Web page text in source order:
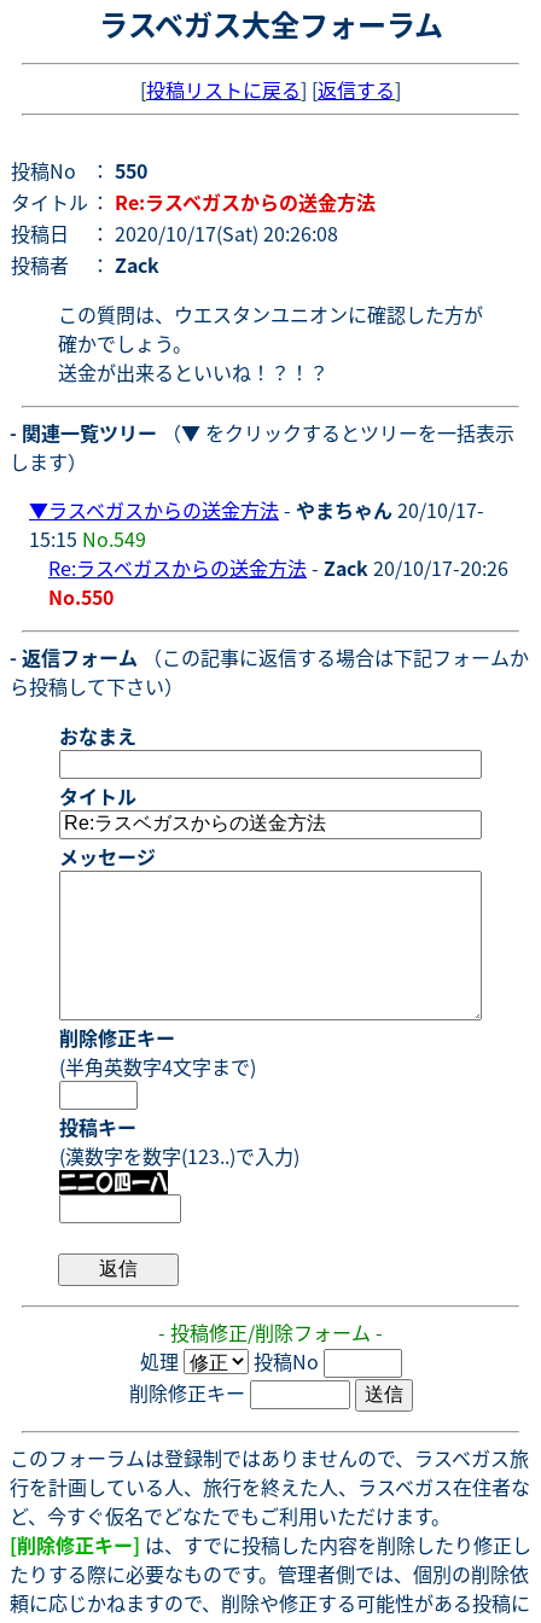
ラスベガス大全フォーラム
[投稿リストに戻る] [返信する]
投稿No ： 550
タイトル ： Re:ラスベガスからの送金方法
投稿日
： 2020/10/17(Sat) 20:26:08
投稿者
： Zack
この質問は、ウエスタンユニオンに確認した方が
確かでしょう。
送金が出来るといいね！？！？
- 関連一覧ツリー （▼ をクリックするとツリーを一括表示
します）
▼ラスベガスからの送金方法- やまちゃん20/10/17-
15:15 No.549
Re:ラスベガスからの送金方法- Zack20/10/17-20:26
No.550
- 返信フォーム （この記事に返信する場合は下記フォームか
ら投稿して下さい）
おなまえ
タイトル
メッセージ
削除修正キー
(半角英数字4文字まで)
投稿キー
(漢数字を数字(123..)で入力)
- 投稿修正/削除フォーム -
処理
投稿No
削除修正キー
このフォーラムは登録制ではありませんので、ラスベガス旅
行を計画している人、旅行を終えた人、ラスベガス在住者な
ど、今すぐ仮名でどなたでもご利用いただけます。
[削除修正キー] は、すでに投稿した内容を削除したり修正し
たりする際に必要なものです。管理者側では、個別の削除依
頼に応じかねますので、削除や修正する可能性がある投稿に